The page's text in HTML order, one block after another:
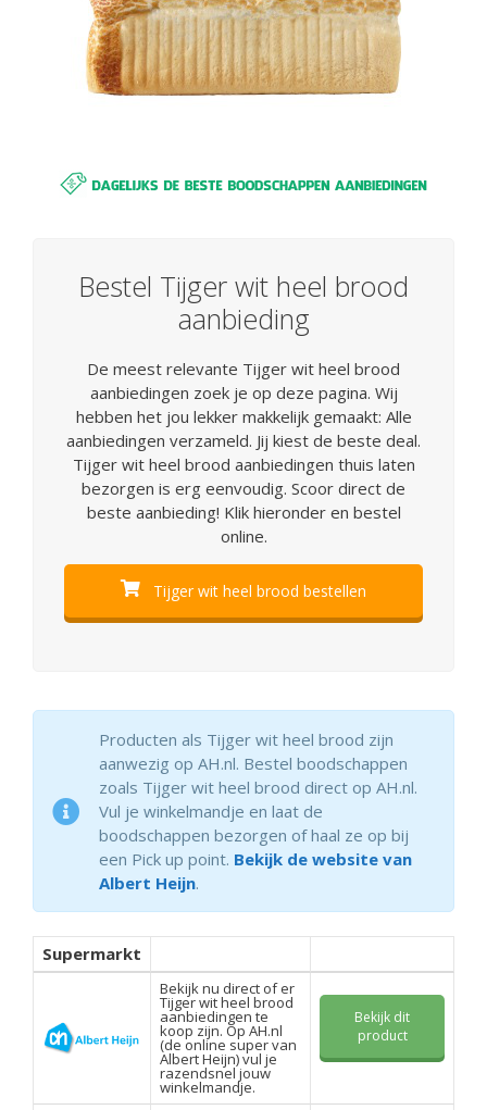
Bestel Tijger wit heel brood
aanbieding
De meest relevante Tijger wit heel brood
aanbiedingen zoek je op deze pagina. Wij
hebben het jou lekker makkelijk gemaakt: Alle
aanbiedingen verzameld. Jij kiest de beste deal.
Tijger wit heel brood aanbiedingen thuis laten
bezorgen is erg eenvoudig. Scoor direct de
beste aanbieding! Klik hieronder en bestel
online.
Tijger wit heel brood bestellen
Producten als Tijger wit heel brood zijn
aanwezig op AH.nl. Bestel boodschappen
zoals Tijger wit heel brood direct op AH.nl.
Vul je winkelmandje en laat de
boodschappen bezorgen of haal ze op bij
een Pick up point. Bekijk de website van
Albert Heijn.
Supermarkt
Bekijk nu direct of er
Tijger wit heel brood
aanbiedingen te
koop zijn. Op AH.nl
(de online super van
Albert Heijn) vul je
razendsnel jouw
winkelmandje.
Bekijk dit
product